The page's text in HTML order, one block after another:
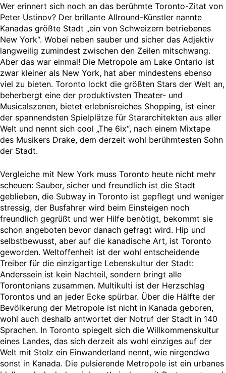
Wer erinnert sich noch an das berühmte Toronto-Zitat von
Peter Ustinov? Der brillante Allround-Künstler nannte
Kanadas größte Stadt „ein von Schweizern betriebenes
New York“. Wobei neben sauber und sicher das Adjektiv
langweilig zumindest zwischen den Zeilen mitschwang.
Aber das war einmal! Die Metropole am Lake Ontario ist
zwar kleiner als New York, hat aber mindestens ebenso
viel zu bieten. Toronto lockt die größten Stars der Welt an,
beherbergt eine der produktivsten Theater- und
Musicalszenen, bietet erlebnisreiches Shopping, ist einer
der spannendsten Spielplätze für Stararchitekten aus aller
Welt und nennt sich cool „The 6ix“, nach einem Mixtape
des Musikers Drake, dem derzeit wohl berühmtesten Sohn
der Stadt.
Vergleiche mit New York muss Toronto heute nicht mehr
scheuen: Sauber, sicher und freundlich ist die Stadt
geblieben, die Subway in Toronto ist gepflegt und weniger
stressig, der Busfahrer wird beim Einsteigen noch
freundlich gegrüßt und wer Hilfe benötigt, bekommt sie
schon angeboten bevor danach gefragt wird. Hip und
selbstbewusst, aber auf die kanadische Art, ist Toronto
geworden. Weltoffenheit ist der wohl entscheidende
Treiber für die einzigartige Lebenskultur der Stadt:
Anderssein ist kein Nachteil, sondern bringt alle
Torontonians zusammen. Multikulti ist der Herzschlag
Torontos und an jeder Ecke spürbar. Über die Hälfte der
Bevölkerung der Metropole ist nicht in Kanada geboren,
wohl auch deshalb antwortet der Notruf der Stadt in 140
Sprachen. In Toronto spiegelt sich die Willkommenskultur
eines Landes, das sich derzeit als wohl einziges auf der
Welt mit Stolz ein Einwanderland nennt, wie nirgendwo
sonst in Kanada. Die pulsierende Metropole ist ein urbanes